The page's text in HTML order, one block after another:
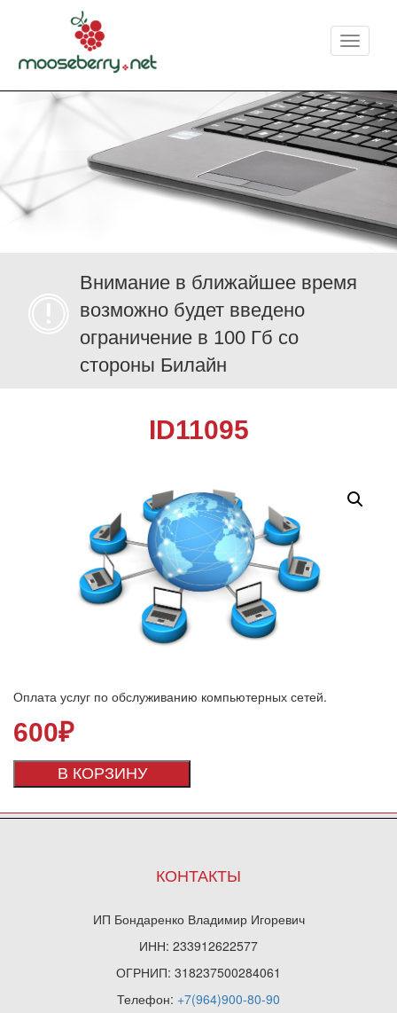
Меню
Внимание в ближайшее время
возможно будет введено
ограничение в 100 Гб со
стороны Билайн
ID11095
Оплата услуг по обслуживанию компьютерных сетей.
600₽
В КОРЗИНУ
КОНТАКТЫ
ИП Бондаренко Владимир Игоревич
ИНН: 233912622577
ОГРНИП: 318237500284061
Телефон: +7(964)900-80-90